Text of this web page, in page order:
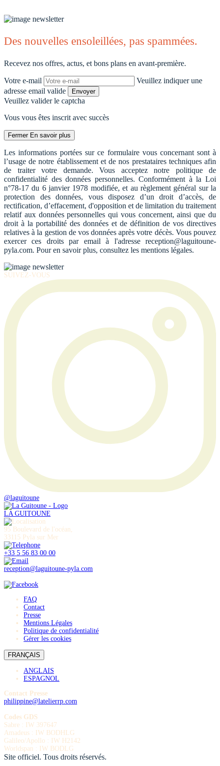
Des nouvelles ensoleillées, pas spammées.
Recevez nos offres, actus, et bons plans en avant-première.
Votre e-mail
Veuillez indiquer une
adresse email valide
Envoyer
Veuillez valider le captcha
Vous vous êtes inscrit avec succès
Fermer En savoir plus
Les informations portées sur ce formulaire vous concernant sont à
l’usage de notre établissement et de nos prestataires techniques afin
de traiter votre demande. Vous acceptez notre politique de
confidentialité des données personnelles. Conformément à la Loi
n°78-17 du 6 janvier 1978 modifiée, et au règlement général sur la
protection des données, vous disposez d’un droit d’accès, de
rectification, d’effacement, d'opposition et de limitation du traitement
relatif aux données personnelles qui vous concernent, ainsi que du
droit à la portabilité des données et de définition de vos directives
relatives à la gestion de vos données après votre décès. Vous pouvez
exercer ces droits par email à l'adresse reception@laguitoune-
pyla.com. Pour en savoir plus, consultez les mentions légales.
SUIVEZ-VOUS
@laguitoune
LA GUITOUNE
95 Boulevard de l'océan,
33115 Pyla sur Mer
+33 5 56 83 00 00
reception@laguitoune-pyla.com
FAQ
Contact
Presse
Mentions Légales
Politique de confidentialité
Gérer les cookies
FRANÇAIS
ANGLAIS
ESPAGNOL
Contact Presse
philippine@latelierrp.com
Codes GDS
Sabre : IW 397647
Amadeus : IW BODHLG
Galileo/Apollo : IW H2142
Worldspan : IW BODLG
Site officiel. Tous droits réservés.